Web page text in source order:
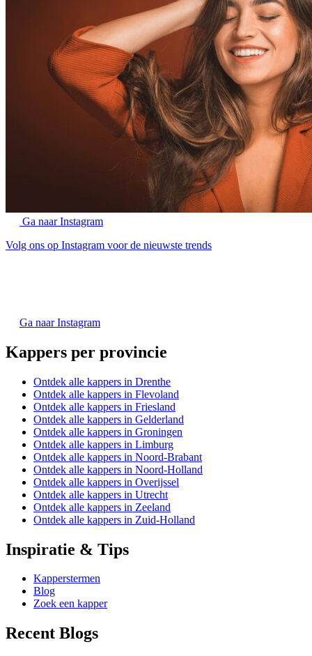
Ga naar Instagram
Volg ons op Instagram voor de nieuwste trends
Ga naar Instagram
Kappers per provincie
Ontdek alle kappers in Drenthe
Ontdek alle kappers in Flevoland
Ontdek alle kappers in Friesland
Ontdek alle kappers in Gelderland
Ontdek alle kappers in Groningen
Ontdek alle kappers in Limburg
Ontdek alle kappers in Noord-Brabant
Ontdek alle kappers in Noord-Holland
Ontdek alle kappers in Overijssel
Ontdek alle kappers in Utrecht
Ontdek alle kappers in Zeeland
Ontdek alle kappers in Zuid-Holland
Inspiratie & Tips
Kapperstermen
Blog
Zoek een kapper
Recent Blogs